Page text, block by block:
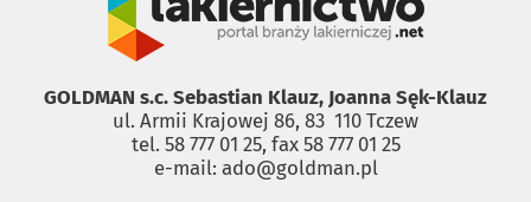
GOLDMAN s.c. Sebastian Klauz, Joanna Sęk-Klauz
ul. Armii Krajowej 86, 83 ­ 110 Tczew
tel. 58 777 01 25, fax 58 777 01 25
e-mail: ado@goldman.pl